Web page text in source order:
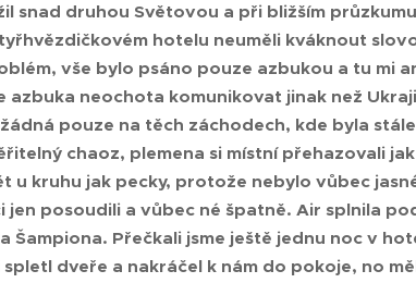
snad druhou Světovou a při bližším
hotelu neuměli kváknout
vše bylo psáno pouze azbukou a tu mi
neochota komunikovat jinak než
pouze na těch záchodech, kde byla
chaoz, plemena si místní přehazovali
u kruhu jak pecky, protože nebylo vůbec
jen posoudili a vůbec né špatně. Air splnila
Šampiona. Přečkali jsme ještě jednu noc v
dveře a nakráčel k nám do pokoje, no